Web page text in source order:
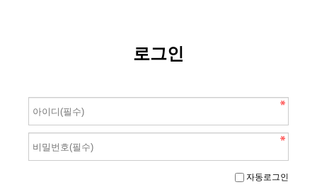
로그인
자동로그인